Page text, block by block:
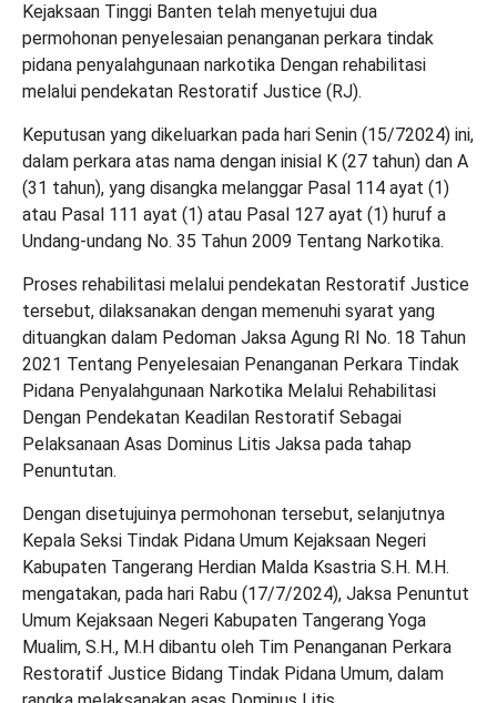
Kejaksaan Tinggi Banten telah menyetujui dua
permohonan penyelesaian penanganan perkara tindak
pidana penyalahgunaan narkotika Dengan rehabilitasi
melalui pendekatan Restoratif Justice (RJ).
Keputusan yang dikeluarkan pada hari Senin (15/72024) ini,
dalam perkara atas nama dengan inisial K (27 tahun) dan A
(31 tahun), yang disangka melanggar Pasal 114 ayat (1)
atau Pasal 111 ayat (1) atau Pasal 127 ayat (1) huruf a
Undang-undang No. 35 Tahun 2009 Tentang Narkotika.
Proses rehabilitasi melalui pendekatan Restoratif Justice
tersebut, dilaksanakan dengan memenuhi syarat yang
dituangkan dalam Pedoman Jaksa Agung RI No. 18 Tahun
2021 Tentang Penyelesaian Penanganan Perkara Tindak
Pidana Penyalahgunaan Narkotika Melalui Rehabilitasi
Dengan Pendekatan Keadilan Restoratif Sebagai
Pelaksanaan Asas Dominus Litis Jaksa pada tahap
Penuntutan.
Dengan disetujuinya permohonan tersebut, selanjutnya
Kepala Seksi Tindak Pidana Umum Kejaksaan Negeri
Kabupaten Tangerang Herdian Malda Ksastria S.H. M.H.
mengatakan, pada hari Rabu (17/7/2024), Jaksa Penuntut
Umum Kejaksaan Negeri Kabupaten Tangerang Yoga
Mualim, S.H., M.H dibantu oleh Tim Penanganan Perkara
Restoratif Justice Bidang Tindak Pidana Umum, dalam